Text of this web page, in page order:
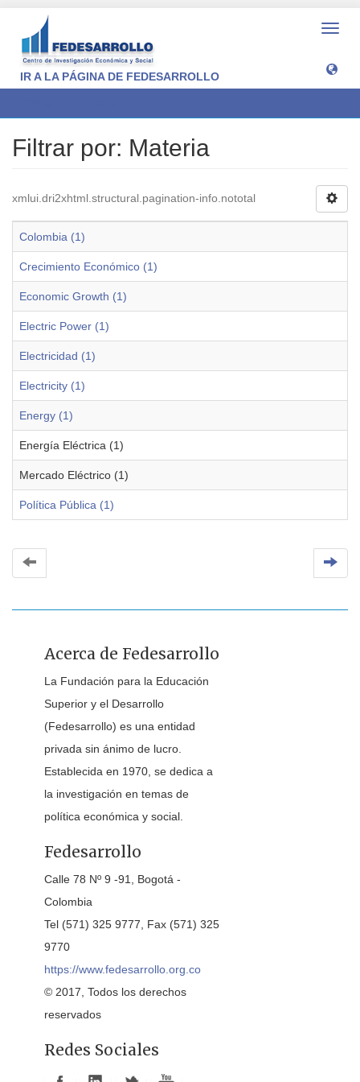
IR A LA PÁGINA DE FEDESARROLLO
Filtrar por: Materia
xmlui.dri2xhtml.structural.pagination-info.nototal
Colombia (1)
Crecimiento Económico (1)
Economic Growth (1)
Electric Power (1)
Electricidad (1)
Electricity (1)
Energy (1)
Energía Eléctrica (1)
Mercado Eléctrico (1)
Política Pública (1)
Acerca de Fedesarrollo
La Fundación para la Educación
Superior y el Desarrollo
(Fedesarrollo) es una entidad
privada sin ánimo de lucro.
Establecida en 1970, se dedica a
la investigación en temas de
política económica y social.
Fedesarrollo
Calle 78 Nº 9 -91, Bogotá -
Colombia
Tel (571) 325 9777, Fax (571) 325
9770
https://www.fedesarrollo.org.co
© 2017, Todos los derechos
reservados
Redes Sociales